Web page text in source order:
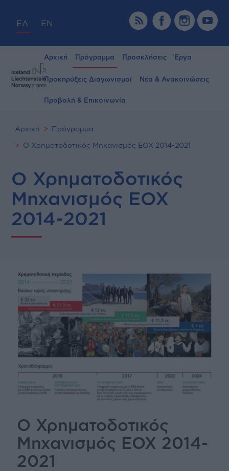
ΕΛ EN
Αρχική Πρόγραμμα Προσκλήσεις Έργα
Προκηρύξεις Διαγωνισμοί Νέα & Ανακοινώσεις
Προβολή & Επικοινωνία
Αρχική Πρόγραμμα
Ο Χρηματοδοτικός Μηχανισμός ΕΟΧ 2014-2021
Ο Χρηματοδοτικός
Μηχανισμός ΕΟΧ
2014-2021
Ο Χρηματοδοτικός
Μηχανισμός ΕΟΧ 2014-
2021